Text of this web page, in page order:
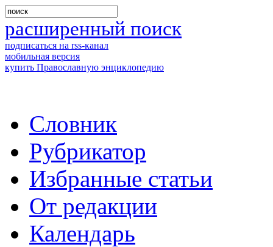
расширенный поиск
подписаться на rss-канал
мобильная версия
купить Православную энциклопедию
Словник
Рубрикатор
Избранные статьи
От редакции
Календарь